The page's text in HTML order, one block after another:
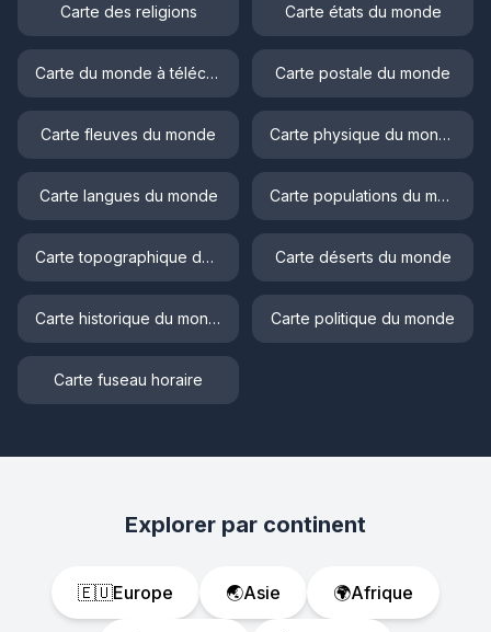
Carte des religions Carte états du monde
Carte du monde à télécharger Carte postale du monde
Carte fleuves du monde Carte physique du monde
Carte langues du monde Carte populations du monde
Carte topographique du monde Carte déserts du monde
Carte historique du monde Carte politique du monde
Carte fuseau horaire
Explorer par continent
🇪🇺Europe 🌏Asie 🌍Afrique